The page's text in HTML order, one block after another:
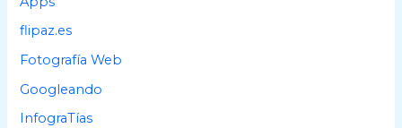
flipaz.es
Fotografía Web
Googleando
InfograTías